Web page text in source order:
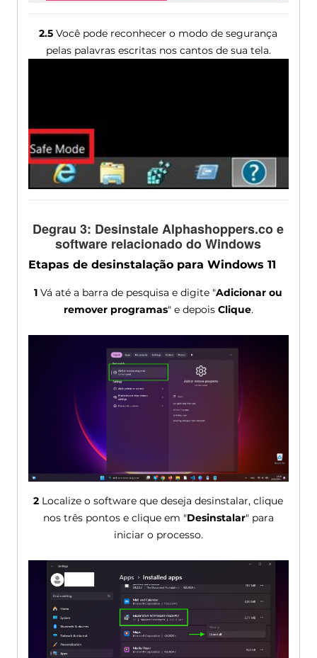
2.5 Você pode reconhecer o modo de segurança
pelas palavras escritas nos cantos de sua tela.
Degrau 3: Desinstale Alphashoppers.co e
software relacionado do Windows
Etapas de desinstalação para Windows 11
1 Vá até a barra de pesquisa e digite "Adicionar ou
remover programas" e depois Clique.
2 Localize o software que deseja desinstalar, clique
nos três pontos e clique em "Desinstalar" para
iniciar o processo.